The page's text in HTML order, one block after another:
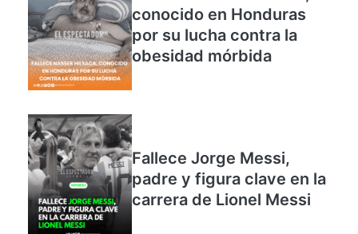
Fallece Nasser Hilsaca,
conocido en Honduras
por su lucha contra la
Fallece Jorge Messi,
padre y figura clave en la